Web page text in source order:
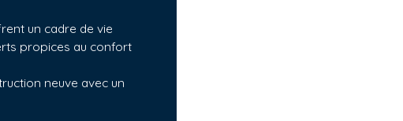
un cadre de vie
propices au confort
neuve avec un